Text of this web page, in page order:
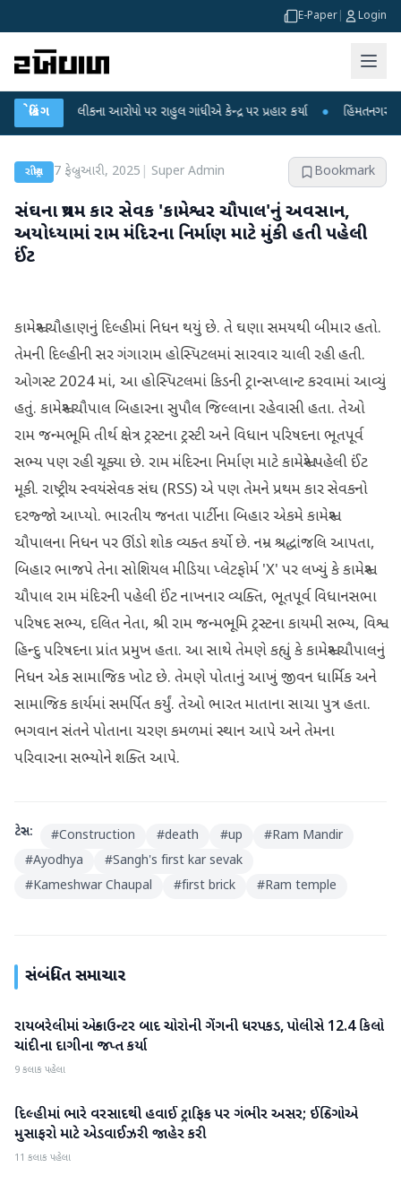
E-Paper Login
બ્રેકિંગ
લીકના આરોપો પર રાહુલ ગાંધીએ કેન્દ્ર પર પ્રહાર કર્યા ● હિંમતનગરમાં
રાષ્ટ્રીય 7 ફેબ્રુઆરી, 2025 Super Admin Bookmark
સંઘના પ્રથમ કાર સેવક 'કામેશ્વર ચૌપાલ'નું અવસાન,
અયોધ્યામાં રામ મંદિરના નિર્માણ માટે મુંકી હતી પહેલી
ઈંટ
કામેશ્વર ચૌહાણનું દિલ્હીમાં નિધન થયું છે. તે ઘણા સમયથી બીમાર હતો.
તેમની દિલ્હીની સર ગંગારામ હોસ્પિટલમાં સારવાર ચાલી રહી હતી.
ઓગસ્ટ 2024 માં, આ હોસ્પિટલમાં કિડની ટ્રાન્સપ્લાન્ટ કરવામાં આવ્યું
હતું. કામેશ્વર ચૌપાલ બિહારના સુપૌલ જિલ્લાના રહેવાસી હતા. તેઓ
રામ જન્મભૂમિ તીર્થ ક્ષેત્ર ટ્રસ્ટના ટ્રસ્ટી અને વિધાન પરિષદના ભૂતપૂર્વ
સભ્ય પણ રહી ચૂક્યા છે. રામ મંદિરના નિર્માણ માટે કામેશ્વરે પહેલી ઈંટ
મૂકી. રાષ્ટ્રીય સ્વયંસેવક સંઘ (RSS) એ પણ તેમને પ્રથમ કાર સેવકનો
દરજ્જો આપ્યો. ભારતીય જનતા પાર્ટીના બિહાર એકમે કામેશ્વર
ચૌપાલના નિધન પર ઊંડો શોક વ્યક્ત કર્યો છે. નમ્ર શ્રદ્ધાંજલિ આપતા,
બિહાર ભાજપે તેના સોશિયલ મીડિયા પ્લેટફોર્મ 'X' પર લખ્યું કે કામેશ્વર
ચૌપાલ રામ મંદિરની પહેલી ઈંટ નાખનાર વ્યક્તિ, ભૂતપૂર્વ વિધાનસભા
પરિષદ સભ્ય, દલિત નેતા, શ્રી રામ જન્મભૂમિ ટ્રસ્ટના કાયમી સભ્ય, વિશ્વ
હિન્દુ પરિષદના પ્રાંત પ્રમુખ હતા. આ સાથે તેમણે કહ્યું કે કામેશ્વર ચૌપાલનું
નિધન એક સામાજિક ખોટ છે. તેમણે પોતાનું આખું જીવન ધાર્મિક અને
સામાજિક કાર્યમાં સમર્પિત કર્યું. તેઓ ભારત માતાના સાચા પુત્ર હતા.
ભગવાન સંતને પોતાના ચરણ કમળમાં સ્થાન આપે અને તેમના
પરિવારના સભ્યોને શક્તિ આપે.
ટેગ્સ: #Construction #death #up #Ram Mandir
#Ayodhya #Sangh's first kar sevak
#Kameshwar Chaupal #first brick #Ram temple
સંબંધિત સમાચાર
રાષ્ટ્રીય
રાયબરેલીમાં એન્કાઉન્ટર બાદ ચોરોની ગેંગની ધરપકડ, પોલીસે 12.4 કિલો
ચાંદીના દાગીના જપ્ત કર્યા
9 કલાક પહેલા
રાષ્ટ્રીય
દિલ્હીમાં ભારે વરસાદથી હવાઈ ટ્રાફિક પર ગંભીર અસર; ઈન્ડિગોએ
મુસાફરો માટે એડવાઈઝરી જાહેર કરી
11 કલાક પહેલા